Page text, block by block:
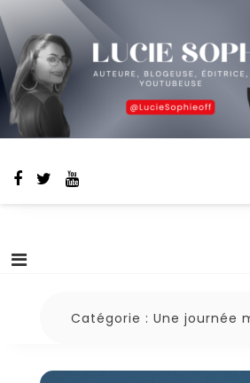
au
contenu
Lucie Sophie
auteure, blogeuse, éditrice, youtubeuse
Catégorie :Une journée